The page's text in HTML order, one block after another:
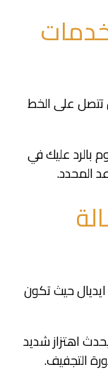
على الخط
وسنقوم بالرد عليك في
المحدد.
حيث تكون
اهتزاز شديد
التجفيف.